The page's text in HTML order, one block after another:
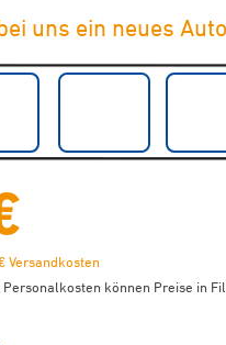
uns ein neues
Versandkosten
können Preise in